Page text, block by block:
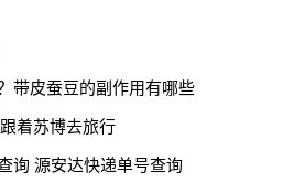
带皮蚕豆的副作用有哪些
着苏博去旅行
询 源安达快递单号查询